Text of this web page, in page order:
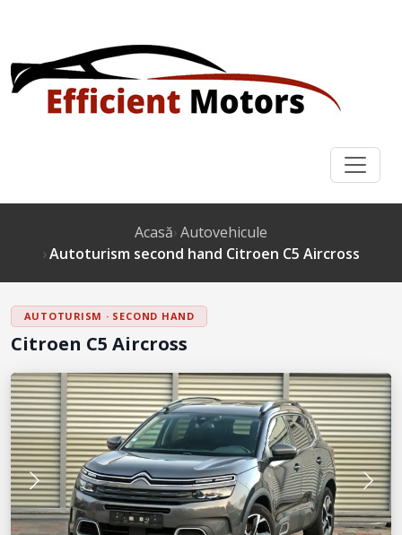
Acasă Autovehicule
Autoturism second hand Citroen C5 Aircross
AUTOTURISM · SECOND HAND
Citroen C5 Aircross